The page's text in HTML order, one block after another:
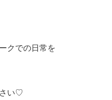
クでの日常を
い♡